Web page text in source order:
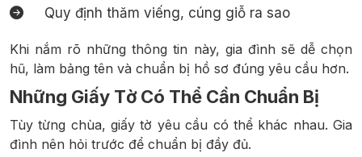
Quy định thăm viếng, cúng giỗ ra sao
Khi nắm rõ những thông tin này, gia đình sẽ dễ chọn
hũ, làm bảng tên và chuẩn bị hồ sơ đúng yêu cầu hơn.
Những Giấy Tờ Có Thể Cần Chuẩn Bị
Tùy từng chùa, giấy tờ yêu cầu có thể khác nhau. Gia
đình nên hỏi trước để chuẩn bị đầy đủ.